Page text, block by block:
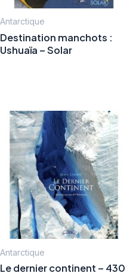
Antarctique
Destination manchots :
Ushuaïa – Solar
Antarctique
Le dernier continent – 430